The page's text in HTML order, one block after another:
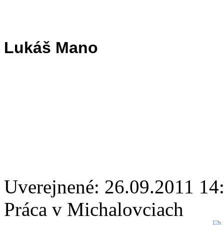
Lukáš Mano
Uverejnené: 26.09.2011
Práca v Michalovciach